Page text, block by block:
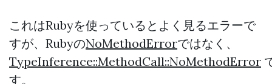
これはRubyを使っているとよく見るエラーで
すが、RubyのNoMethodErrorではなく、
TypeInference::MethodCall::NoMethodError
す。